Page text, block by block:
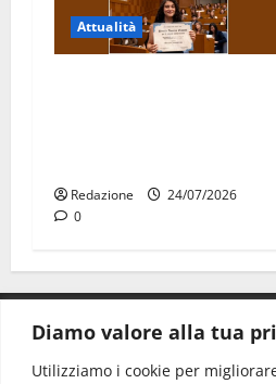
Diamo valore alla tua
Utilizziamo i cookie per
Attualità
Redazione
24/07/2026
0
CONTATTI.